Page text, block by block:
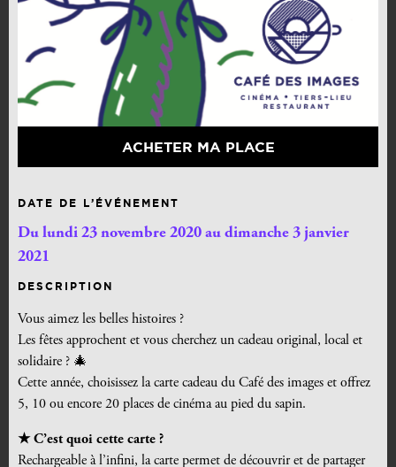
ACHETER MA PLACE
DATE DE L’ÉVÉNEMENT
Du lundi 23 novembre 2020 au dimanche 3 janvier
2021
DESCRIPTION
Vous aimez les belles histoires ?
Les fêtes approchent et vous cherchez un cadeau original, local et
solidaire ? 🎄
Cette année, choisissez la carte cadeau du Café des images et offrez
5, 10 ou encore 20 places de cinéma au pied du sapin.
★ C’est quoi cette carte ?
Rechargeable à l’infini, la carte permet de découvrir et de partager